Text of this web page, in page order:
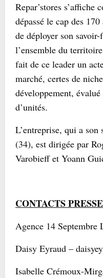
Repar’stores s’affiche
dépassé le cap des
de déployer son
l’ensemble du
fait de ce leader un
marché, certes de
développement,
d’unités.
L’entreprise, qui a son
(34), est dirigée par
Varobieff et Yoann
CONTACTS PRESSE
Agence 14 Septembre
Daisy Eyraud –
Isabelle Crémoux-